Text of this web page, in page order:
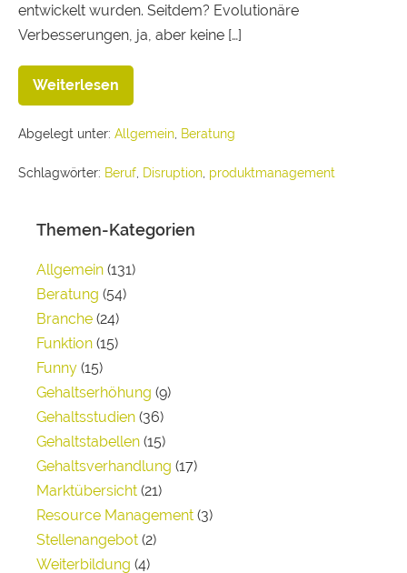
entwickelt wurden. Seitdem? Evolutionäre
Verbesserungen, ja, aber keine […]
Weiterlesen
Abgelegt unter: Allgemein Beratung
Schlagwörter: Beruf Disruption produktmanagement
Themen-Kategorien
Allgemein (131)
Beratung (54)
Branche (24)
Funktion (15)
Funny (15)
Gehaltserhöhung (9)
Gehaltsstudien (36)
Gehaltstabellen (15)
Gehaltsverhandlung (17)
Marktübersicht (21)
Resource Management (3)
Stellenangebot (2)
Weiterbildung (4)